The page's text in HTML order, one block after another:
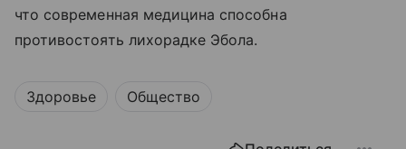
что современная медицина способна
противостоять лихорадке Эбола.
Здоровье Общество